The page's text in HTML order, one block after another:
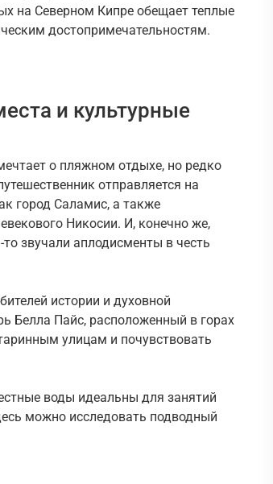
на Северном Кипре обещает теплые
достопримечательностям.
и культурные
о пляжном отдыхе, но редко
отправляется на
город Саламис, а также
Никосии. И, конечно же,
звучали аплодисменты в честь
истории и духовной
Белла Пайс, расположенный в горах
улицам и почувствовать
воды идеальны для занятий
можно исследовать подводный